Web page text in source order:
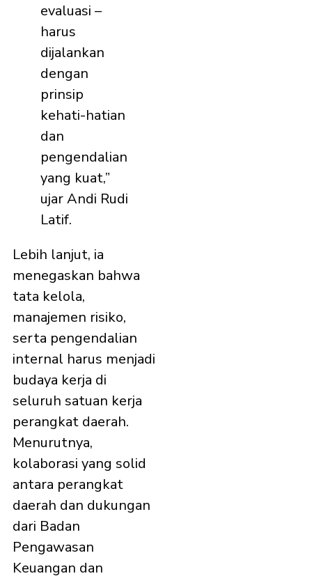
evaluasi –
harus
dijalankan
dengan
prinsip
kehati-hatian
dan
pengendalian
yang kuat,”
ujar Andi Rudi
Latif.
Lebih lanjut, ia
menegaskan bahwa
tata kelola,
manajemen risiko,
serta pengendalian
internal harus menjadi
budaya kerja di
seluruh satuan kerja
perangkat daerah.
Menurutnya,
kolaborasi yang solid
antara perangkat
daerah dan dukungan
dari Badan
Pengawasan
Keuangan dan